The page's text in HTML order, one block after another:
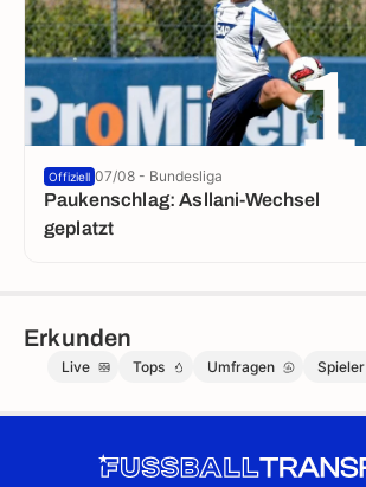
1
Paukenschlag: Asllani-Wechsel
geplatzt
Offiziell 07/08 - Bundesliga
Erkunden
Live Tops Umfragen Spieler